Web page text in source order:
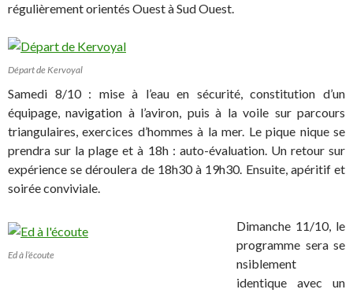
régulièrement orientés Ouest à Sud Ouest.
Départ de Kervoyal
Samedi 8/10 : mise à l’eau en sécurité, constitution d’un
équipage, navigation à l’aviron, puis à la voile sur parcours
triangulaires, exercices d’hommes à la mer. Le pique nique se
prendra sur la plage et à 18h : auto-évaluation. Un retour sur
expérience se déroulera de 18h30 à 19h30. Ensuite, apéritif et
soirée conviviale.
Ed à l’écoute
Dimanche 11/10, le
programme sera se
nsiblement
identique avec un